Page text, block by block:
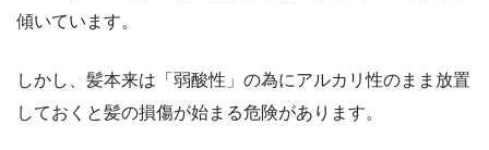
傾いています。
しかし、髪本来は「弱酸性」の為にアルカリ性のまま放置
しておくと髪の損傷が始まる危険があります。